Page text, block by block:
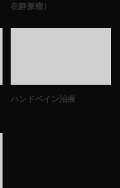
在静脈瘤）
ハンドベイン治療